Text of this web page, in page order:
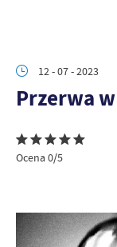
12 - 07 - 2023
Przerwa
Ocena 0/5